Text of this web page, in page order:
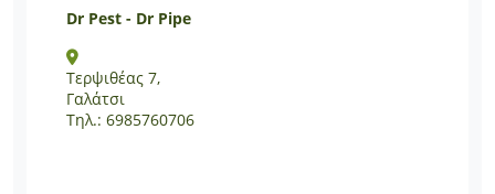
Dr Pest - Dr Pipe
Τερψιθέας 7,
Γαλάτσι
Τηλ.: 6985760706